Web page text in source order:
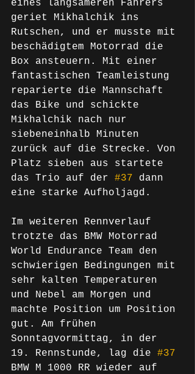
eines langsameren Fahrers
geriet Mikhalchik ins
Rutschen, und er musste mit
beschädigtem Motorrad die
Box ansteuern. Mit einer
fantastischen Teamleistung
reparierte die Mannschaft
das Bike und schickte
Mikhalchik nach nur
siebeneinhalb Minuten
zurück auf die Strecke. Von
Platz sieben aus startete
das Trio auf der #37 dann
eine starke Aufholjagd.
Im weiteren Rennverlauf
trotzte das BMW Motorrad
World Endurance Team den
schwierigen Bedingungen mit
sehr kalten Temperaturen
und Nebel am Morgen und
machte Position um Position
gut. Am frühen
Sonntagvormittag, in der
19. Rennstunde, lag die #37
BMW M 1000 RR wieder auf